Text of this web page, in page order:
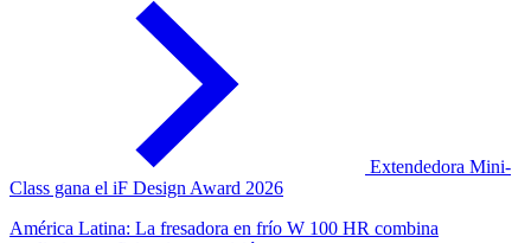
Extendedora Mini-
Class gana el iF Design Award 2026
América Latina: La fresadora en frío W 100 HR combina